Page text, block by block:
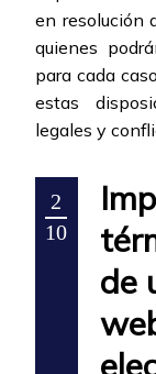
en resolución
quienes
para cada
estas
legales y
2
10
de